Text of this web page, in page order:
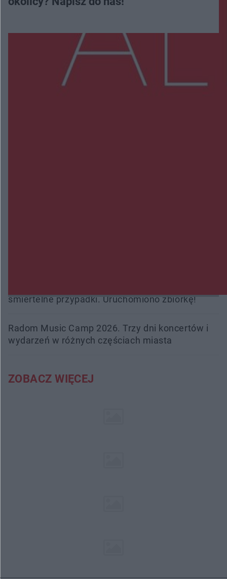
Więcej
śmiertelne przypadki. Uruchomiono zbiórkę!
Radom Music Camp 2026. Trzy dni koncertów i
wydarzeń w różnych częściach miasta
ZOBACZ WIĘCEJ